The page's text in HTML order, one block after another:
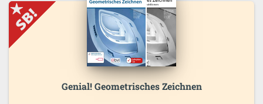
Genial! Geometrisches Zeichnen